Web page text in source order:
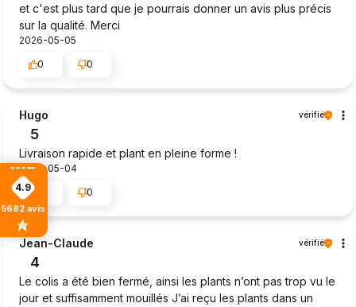
et c'est plus tard que je pourrais donner un avis plus précis
sur la qualité. Merci
2026-05-05
0
0
Hugo vérifié
5
Livraison rapide et plant en pleine forme !
2026-05-04
0
Jean-Claude vérifié
4
Le colis a été bien fermé, ainsi les plants n’ont pas trop vu le
jour et suffisamment mouillés J’ai reçu les plants dans un
4.9
5682 avis